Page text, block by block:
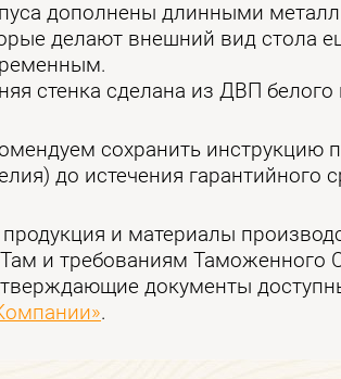
дополнены длинными
делают внешний вид стола
стенка сделана из ДВП белого
сохранить инструкцию
до истечения гарантийного
продукция и материалы
и требованиям Таможенного
документы
.